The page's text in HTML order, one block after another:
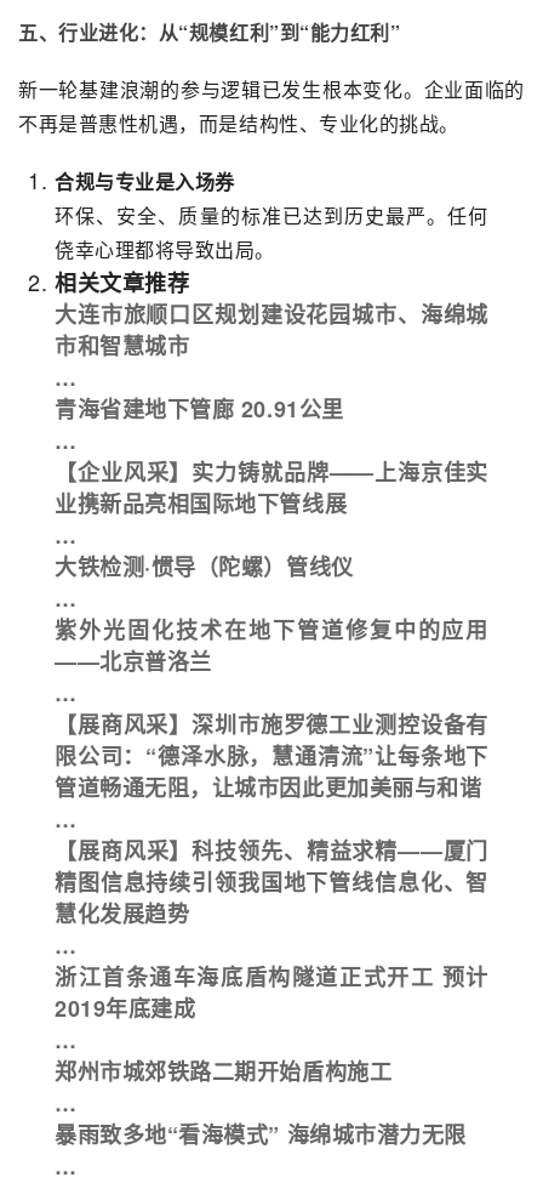
五、行业进化：从“规模红利”到“能力红利”
新一轮基建浪潮的参与逻辑已发生根本变化。企业面临的
不再是普惠性机遇，而是结构性、专业化的挑战。
合规与专业是入场券
环保、安全、质量的标准已达到历史最严。任何
侥幸心理都将导致出局。
相关文章推荐
大连市旅顺口区规划建设花园城市、海绵城
市和智慧城市
…
青海省建地下管廊 20.91公里
…
【企业风采】实力铸就品牌——上海京佳实
业携新品亮相国际地下管线展
…
大铁检测·惯导（陀螺）管线仪
…
紫外光固化技术在地下管道修复中的应用
——北京普洛兰
…
【展商风采】深圳市施罗德工业测控设备有
限公司：“德泽水脉，慧通清流”让每条地下
管道畅通无阻，让城市因此更加美丽与和谐
…
【展商风采】科技领先、精益求精——厦门
精图信息持续引领我国地下管线信息化、智
慧化发展趋势​
…
浙江首条通车海底盾构隧道正式开工 预计
2019年底建成
…
郑州市城郊铁路二期开始盾构施工
…
暴雨致多地“看海模式” 海绵城市潜力无限
…